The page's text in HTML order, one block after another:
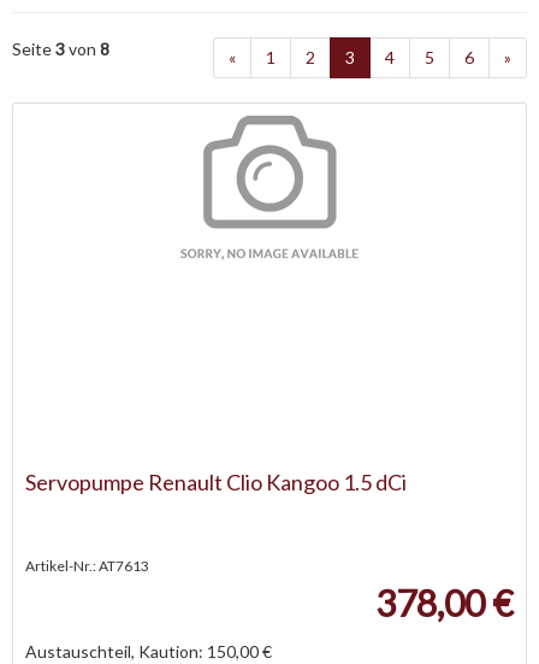
Seite3von 8 « 1 2 3 4 5 6 »
Servopumpe Renault Clio Kangoo 1.5 dCi
Artikel-Nr.: AT7613
378,00 €
Austauschteil, Kaution: 150,00 €